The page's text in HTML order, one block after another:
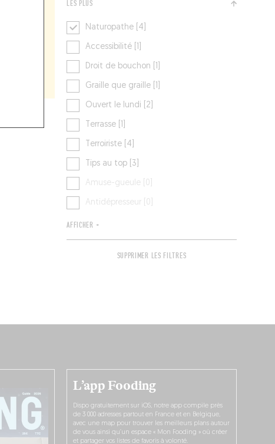
LES PLUS
Accessibilité [1]
Droit de bouchon [1]
Graille que graille [1]
Naturopathe [4]
Ouvert le lundi [2]
Terrasse [1]
Terroiriste [4]
Tips au top [3]
Amuse-gueule [0]
Antidépresseur [0]
AFFICHER +
SUPPRIMER LES FILTRES
L’app Fooding
Dispo gratuitement sur iOS, notre app compile près
de 3 000 adresses partout en France et en Belgique,
avec une map pour trouver les meilleurs plans autour
de vous ainsi qu’un espace « Mon Fooding » où créer
et partager vos listes de favoris à volonté.